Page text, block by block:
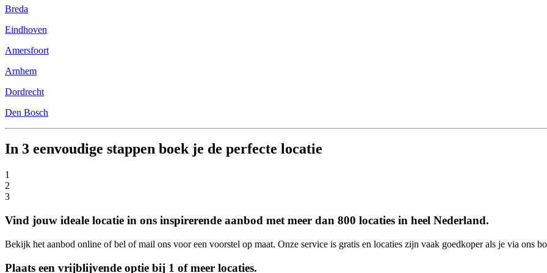
Breda
Eindhoven
Amersfoort
Arnhem
Dordrecht
Den Bosch
In 3 eenvoudige stappen boek je de perfecte locatie
1
2
3
Vind jouw ideale locatie in ons inspirerende aanbod met meer dan 800 locaties in heel Nederland.
Bekijk het aanbod online of bel of mail ons voor een voorstel op maat. Onze service is gratis en locaties zijn vaak goedkoper als je via ons
Plaats een vrijblijvende optie bij 1 of meer locaties.